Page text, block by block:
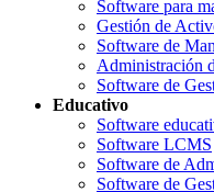
Software para
Gestión de
Software de
Administración
Software de
Educativo
Software
Software LCMS
Software de
Software de